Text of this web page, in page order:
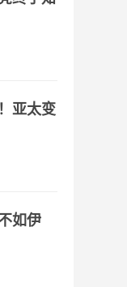
亚太变
如伊